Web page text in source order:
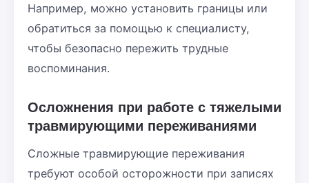
Например, можно установить границы или
обратиться за помощью к специалисту,
чтобы безопасно пережить трудные
воспоминания.
Осложнения при работе с тяжелыми
травмирующими переживаниями
Сложные травмирующие переживания
требуют особой осторожности при записях